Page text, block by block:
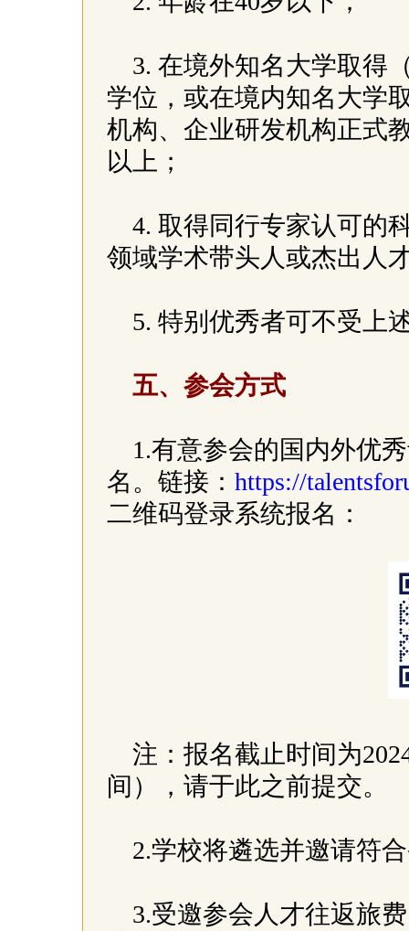
3. 在境外知名大学取得
学位，或在境内知名大学
机构、企业研发机构正式
以上；
4. 取得同行专家认可的
领域学术带头人或杰出人
5. 特别优秀者可不受上
五、参会方式
1.有意参会的国内外优
名。链接： https://
二维码登录系统报名：
注：报名截止时间为
间），请于此之前提交。
2.学校将遴选并邀请符
3.受邀参会人才往返旅